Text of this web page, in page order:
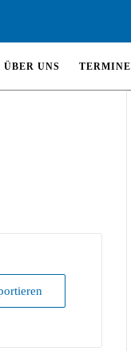
ÜBER UNS TERMINE